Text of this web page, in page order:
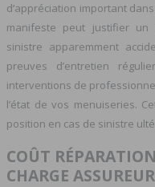
d’appréciation important
manifeste peut justifier un
sinistre apparemment
preuves d’entretien
interventions de
l’état de vos menuiseries.
position en cas de sinistre
COÛT
CHARGE ASSUREUR